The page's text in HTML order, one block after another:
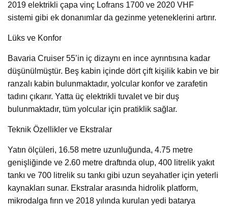
2019 elektrikli çapa vinç Lofrans 1700 ve 2020 VHF
sistemi gibi ek donanımlar da gezinme yeteneklerini artırır.
Lüks ve Konfor
Bavaria Cruiser 55’in iç dizaynı en ince ayrıntısına kadar
düşünülmüştür. Beş kabin içinde dört çift kişilik kabin ve bir
ranzalı kabin bulunmaktadır, yolcular konfor ve zarafetin
tadını çıkarır. Yatta üç elektrikli tuvalet ve bir duş
bulunmaktadır, tüm yolcular için pratiklik sağlar.
Teknik Özellikler ve Ekstralar
Yatın ölçüleri, 16.58 metre uzunluğunda, 4.75 metre
genişliğinde ve 2.60 metre draftında olup, 400 litrelik yakıt
tankı ve 700 litrelik su tankı gibi uzun seyahatler için yeterli
kaynakları sunar. Ekstralar arasında hidrolik platform,
mikrodalga fırın ve 2018 yılında kurulan yedi batarya